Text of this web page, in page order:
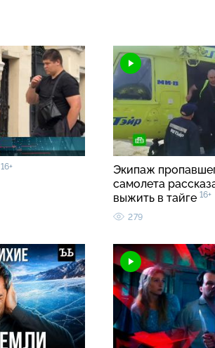
16+
Экипаж
самолета
выжить в тайге 16+
279